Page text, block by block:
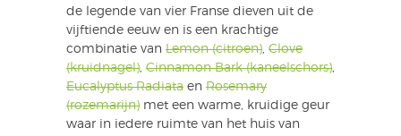
de legende van vier Franse dieven uit de
vijftiende eeuw en is een krachtige
combinatie van Lemon (citroen) Clove
(kruidnagel) Cinnamon Bark (kaneelschors)
Eucalyptus Radiata en Rosemary
(rozemarijn) met een warme, kruidige geur
waar in iedere ruimte van het huis van